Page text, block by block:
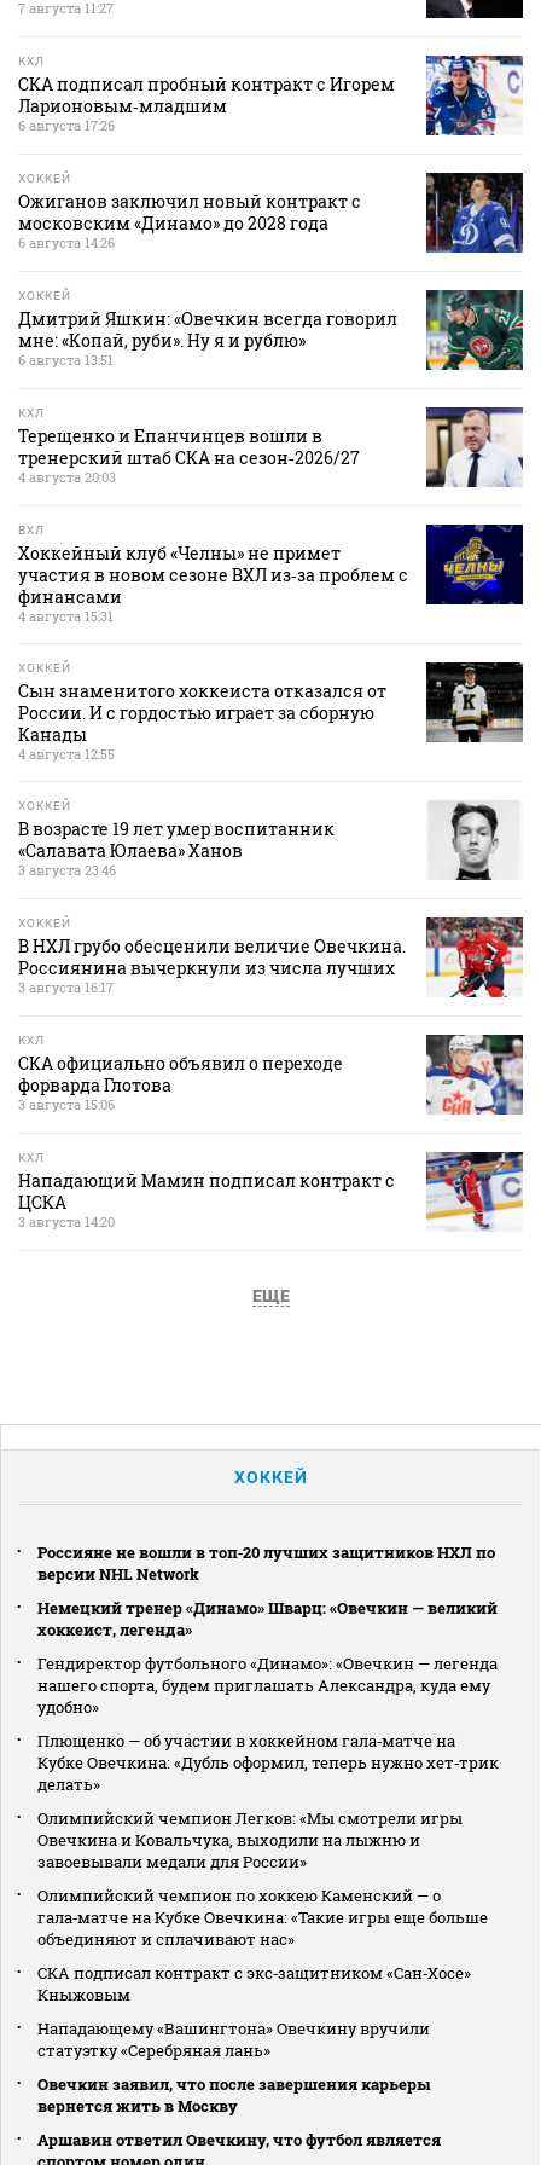
7 августа 11:27
КХЛ
СКА подписал пробный контракт с Игорем
Ларионовым‑младшим
6 августа 17:26
ХОККЕЙ
Ожиганов заключил новый контракт с
московским «Динамо» до 2028 года
6 августа 14:26
ХОККЕЙ
Дмитрий Яшкин: «Овечкин всегда говорил
мне: «Копай, руби». Ну я и рублю»
6 августа 13:51
КХЛ
Терещенко и Епанчинцев вошли в
тренерский штаб СКА на сезон‑2026/27
4 августа 20:03
ВХЛ
Хоккейный клуб «Челны» не примет
участия в новом сезоне ВХЛ из‑за проблем с
финансами
4 августа 15:31
ХОККЕЙ
Сын знаменитого хоккеиста отказался от
России. И с гордостью играет за сборную
Канады
4 августа 12:55
ХОККЕЙ
В возрасте 19 лет умер воспитанник
«Салавата Юлаева» Ханов
3 августа 23:46
ХОККЕЙ
В НХЛ грубо обесценили величие Овечкина.
Россиянина вычеркнули из числа лучших
3 августа 16:17
КХЛ
СКА официально объявил о переходе
форварда Глотова
3 августа 15:06
КХЛ
Нападающий Мамин подписал контракт с
ЦСКА
3 августа 14:20
ЕЩЕ
ХОККЕЙ
Россияне не вошли в топ‑20 лучших защитников НХЛ по
версии NHL Network
Немецкий тренер «Динамо» Шварц: «Овечкин — великий
хоккеист, легенда»
Гендиректор футбольного «Динамо»: «Овечкин — легенда
нашего спорта, будем приглашать Александра, куда ему
удобно»
Плющенко — об участии в хоккейном гала‑матче на
Кубке Овечкина: «Дубль оформил, теперь нужно хет‑трик
делать»
Олимпийский чемпион Легков: «Мы смотрели игры
Овечкина и Ковальчука, выходили на лыжню и
завоевывали медали для России»
Олимпийский чемпион по хоккею Каменский — о
гала‑матче на Кубке Овечкина: «Такие игры еще больше
объединяют и сплачивают нас»
СКА подписал контракт с экс‑защитником «Сан‑Хосе»
Кныжовым
Нападающему «Вашингтона» Овечкину вручили
статуэтку «Серебряная лань»
Овечкин заявил, что после завершения карьеры
вернется жить в Москву
Аршавин ответил Овечкину, что футбол является